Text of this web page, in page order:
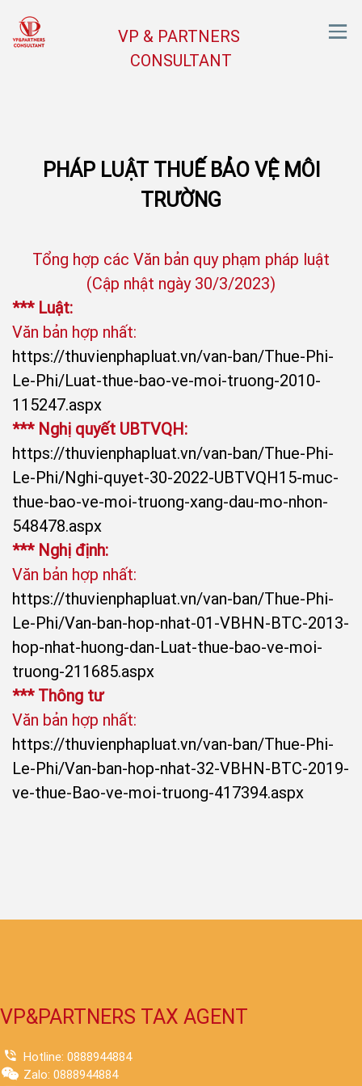
VP & PARTNERS
CONSULTANT
PHÁP LUẬT THUẾ BẢO VỆ MÔI
TRƯỜNG
Tổng hợp các Văn bản quy phạm pháp luật
(Cập nhật ngày 30/3/2023)
*** Luật:
Văn bản hợp nhất:
https://thuvienphapluat.vn/van-ban/Thue-Phi-
Le-Phi/Luat-thue-bao-ve-moi-truong-2010-
115247.aspx​
*** Nghị quyết UBTVQH:
https://thuvienphapluat.vn/van-ban/Thue-Phi-
Le-Phi/Nghi-quyet-30-2022-UBTVQH15-muc-
thue-bao-ve-moi-truong-xang-dau-mo-nhon-
548478.aspx
*** Nghị định:
Văn bản hợp nhất:
https://thuvienphapluat.vn/van-ban/Thue-Phi-
Le-Phi/Van-ban-hop-nhat-01-VBHN-BTC-2013-
hop-nhat-huong-dan-Luat-thue-bao-ve-moi-
truong-211685.aspx​
*** Thông tư
Văn bản hợp nhất:
https://thuvienphapluat.vn/van-ban/Thue-Phi-
Le-Phi/Van-ban-hop-nhat-32-VBHN-BTC-2019-
ve-thue-Bao-ve-moi-truong-417394.aspx
VP&PARTNERS TAX AGENT
Hotline: 0888944884
Zalo: 0888944884